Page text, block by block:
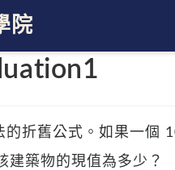
的折舊公式。如果一個
建築物的現值為多少？